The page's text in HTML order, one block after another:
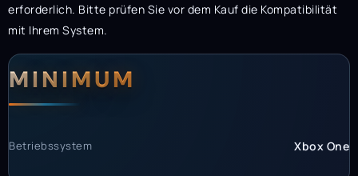
erforderlich. Bitte prüfen Sie vor dem Kauf die Kompatibilität
mit Ihrem System.
MINIMUM
Betriebssystem Xbox One